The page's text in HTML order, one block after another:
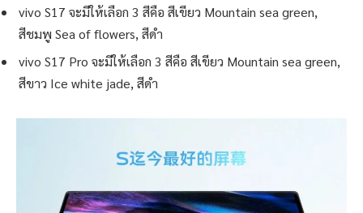
vivo S17 จะมีให้เลือก 3 สีคือ สีเขียว Mountain sea green,
สีชมพู Sea of flowers, สีดำ
vivo S17 Pro จะมีให้เลือก 3 สีคือ สีเขียว Mountain sea green,
สีขาว Ice white jade, สีดำ